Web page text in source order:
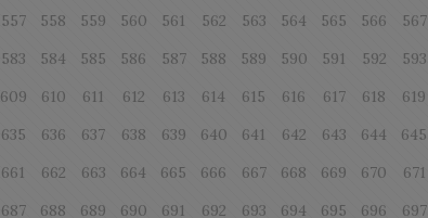
557 558 559 560 561 562 563 564 565 566 567
583 584 585 586 587 588 589 590 591 592 593
609 610 611 612 613 614 615 616 617 618 619
635 636 637 638 639 640 641 642 643 644 645
661 662 663 664 665 666 667 668 669 670 671
687 688 689 690 691 692 693 694 695 696 697